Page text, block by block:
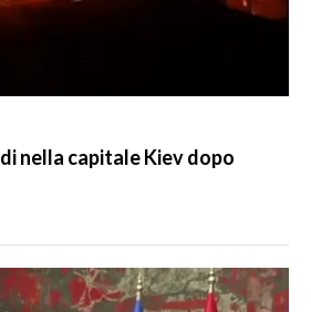
nella capitale Kiev dopo